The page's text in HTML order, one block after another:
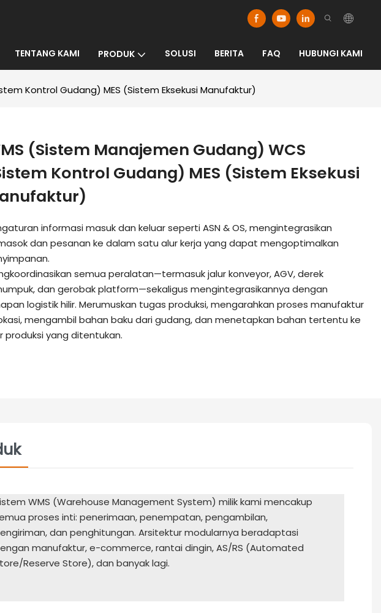
TENTANG KAMI PRODUK SOLUSI BERITA FAQ HUBUNGI KAMI
Kontrol Gudang) MES (Sistem Eksekusi Manufaktur)
(Sistem Manajemen Gudang) WCS
Kontrol Gudang) MES (Sistem Eksekusi
informasi masuk dan keluar seperti ASN & OS, mengintegrasikan
dan pesanan ke dalam satu alur kerja yang dapat mengoptimalkan
semua peralatan—termasuk jalur konveyor, AGV, derek
dan gerobak platform—sekaligus mengintegrasikannya dengan
logistik hilir. Merumuskan tugas produksi, mengarahkan proses manufaktur
mengambil bahan baku dari gudang, dan menetapkan bahan tertentu ke
produksi yang ditentukan.
WMS (Warehouse Management System) milik kami mencakup
proses inti: penerimaan, penempatan, pengambilan,
dan penghitungan. Arsitektur modularnya beradaptasi
manufaktur, e-commerce, rantai dingin, AS/RS (Automated
Reserve Store), dan banyak lagi.